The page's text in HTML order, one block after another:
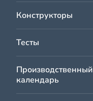
Конструкторы
Тесты
Производственный
календарь